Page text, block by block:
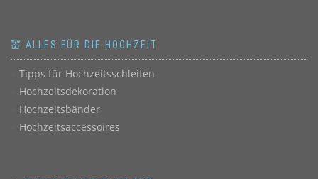
💒 ALLES FÜR DIE HOCHZEIT
Tipps für Hochzeitsschleifen
Hochzeitsdekoration
Hochzeitsbänder
Hochzeitsaccessoires